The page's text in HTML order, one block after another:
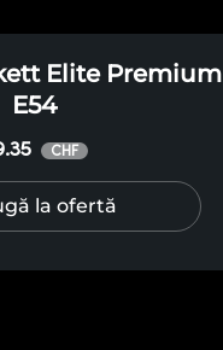
Elite Premium
E54
CHF
la ofertă